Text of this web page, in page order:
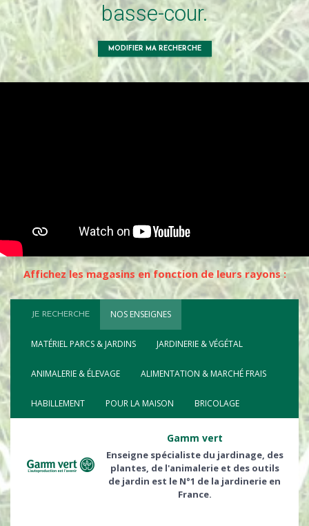
basse-cour.
MODIFIER MA RECHERCHE
Affichez les magasins en fonction de leurs rayons :
JE RECHERCHE NOS ENSEIGNES
MATÉRIEL PARCS & JARDINS JARDINERIE & VÉGÉTAL
ANIMALERIE & ÉLEVAGE ALIMENTATION & MARCHÉ FRAIS
HABILLEMENT POUR LA MAISON BRICOLAGE
Gamm vert
Enseigne spécialiste du jardinage, des
plantes, de l'animalerie et des outils
de jardin est le N°1 de la jardinerie en
France.